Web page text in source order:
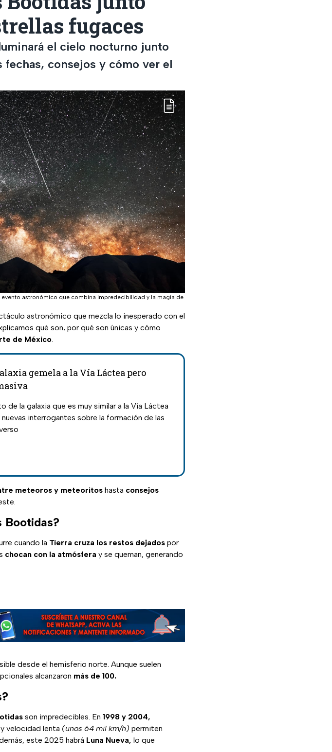
fugaces
el cielo nocturno junto
fechas, consejos y cómo ver el
astronómico que combina impredecibilidad y la magia de
astronómico que mezcla lo inesperado con el
qué son, por qué son únicas y cómo
de México.
gemela a la Vía Láctea pero
de la galaxia que es muy similar a la Vía Láctea
interrogantes sobre la formación de las
meteoros y meteoritos hasta consejos
Bootidas?
cuando la Tierra cruza los restos dejados por
chocan con la atmósfera y se queman, generando
desde el hemisferio norte. Aunque suelen
alcanzaron más de 100.
son impredecibles. En 1998 y 2004,
y velocidad lenta (unos 64 mil km/h) permiten
este 2025 habrá Luna Nueva, lo que